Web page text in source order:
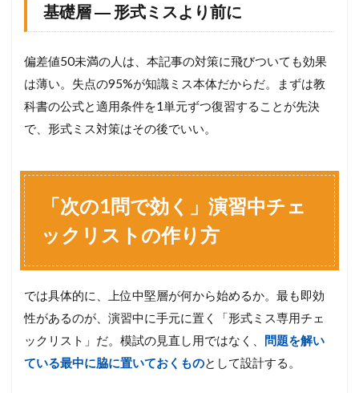
基礎層 ― 形式ミスより前に
偏差値50未満の人は、本記事の対策に飛びついても効果
は薄い。失点の95%が知識ミス本体だからだ。まずは教
科書の公式と適用条件を1単元ずつ復習することが先決
で、形式ミス対策はその後でいい。
「次の1問で効く」演習中チェ
ックリストの作り方
では具体的に、上位中堅層が何から始めるか。最も即効
性があるのが、演習中に手元に置く「形式ミス専用チェ
ックリスト」だ。模試の見直し用ではなく、 問題を解い
ている最中に脇に置いておくものとして設計する。